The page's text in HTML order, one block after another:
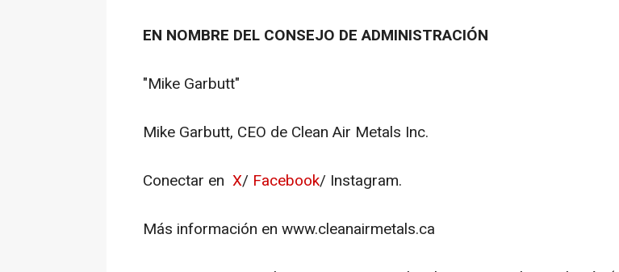
EN NOMBRE DEL CONSEJO DE ADMINISTRACIÓN
"Mike Garbutt"
Mike Garbutt, CEO de Clean Air Metals Inc.
Conectar en X/ Facebook/ Instagram.
Más información en www.cleanairmetals.ca